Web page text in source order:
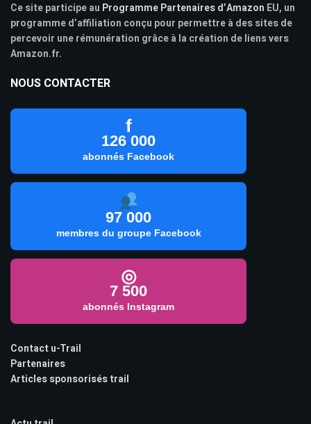
Ce site participe au Programme Partenaires d’Amazon EU, un
programme d’affiliation conçu pour permettre à des sites de
percevoir une rémunération grâce à la création de liens vers
Amazon.fr.
NOUS CONTACTER
f
126 000
abonnés Facebook
97 000
membres du groupe Facebook
◎
7 500
abonnés Instagram
Contact u-Trail
Partenaires
Articles sponsorisés trail